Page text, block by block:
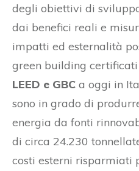
degli obiettivi di
dai benefici reali e
impatti ed esternalità
green building certificati
LEED e GBC a oggi in
sono in grado di
energia da fonti
di circa 24.230
costi esterni risparmiati